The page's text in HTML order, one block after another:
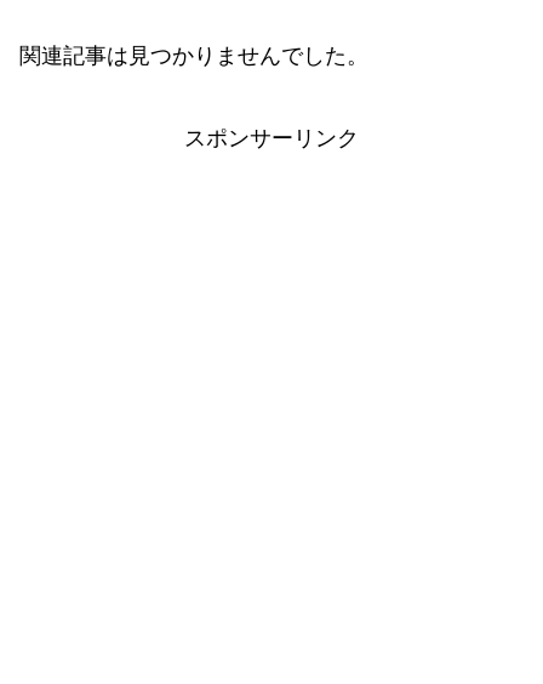
関連記事は見つかりませんでした。
スポンサーリンク